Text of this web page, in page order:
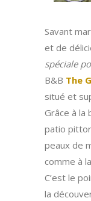
Savant
et de
spéciale
B&B The
situé et
Grâce à la
patio
peaux de
comme à
C’est le
la